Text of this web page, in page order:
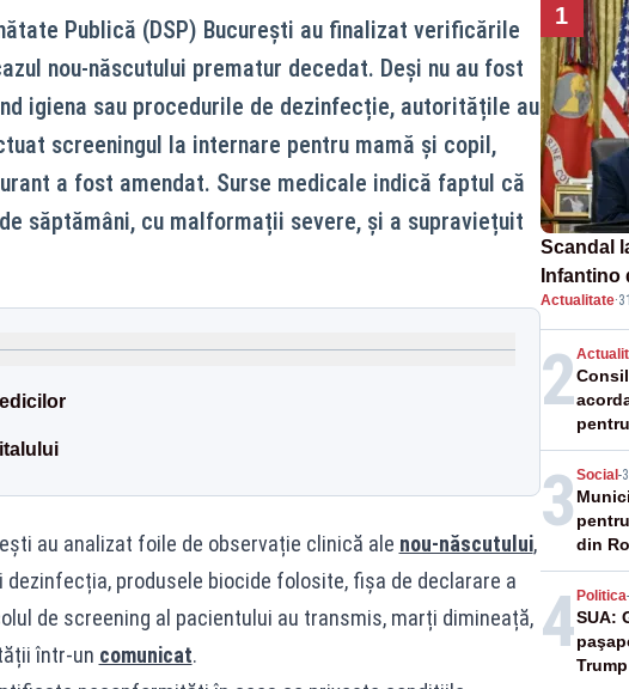
Publică (DSP) București au finalizat verificările
nou‑născutului prematur decedat. Deși nu au fost
igiena sau procedurile de dezinfecție, autoritățile au
screeningul la internare pentru mamă și copil,
a fost amendat. Surse medicale indică faptul că
săptămâni, cu malformații severe, și a supraviețuit
au analizat foile de observație clinică ale nou‑născutului,
produsele biocide folosite, fișa de declarare a
de screening al pacientului au transmis, marți dimineață,
într-un comunicat.
1
Scandal
Infantino
proiectul
Actualitate·
2
3 Social -
din
4 Politica-
SUA: